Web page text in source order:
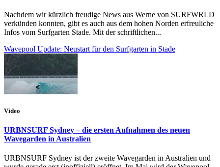
Nachdem wir kürzlich freudige News aus Werne von SURFWRLD
verkünden konnten, gibt es auch aus dem hohen Norden erfreuliche
Infos vom Surfgarten Stade. Mit der schriftlichen...
Wavepool Update: Neustart für den Surfgarten in Stade
Video
URBNSURF Sydney – die ersten Aufnahmen des neuen
Wavegarden in Australien
URBNSURF Sydney ist der zweite Wavegarden in Australien und